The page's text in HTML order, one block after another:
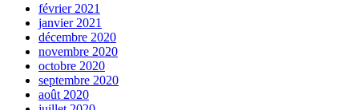
février 2021
janvier 2021
décembre 2020
novembre 2020
octobre 2020
septembre 2020
août 2020